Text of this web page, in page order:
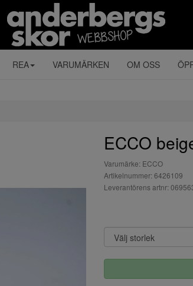
REA VARUMÄRKEN OM OSS
ECCO
Varumärke: ECCO
Artikelnummer: 6426109
Leverantörens artnr: